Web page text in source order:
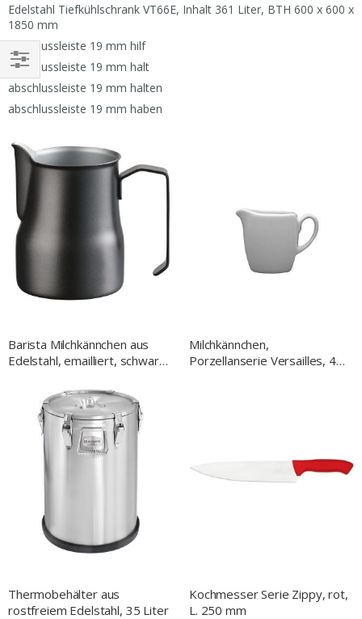
Edelstahl Tiefkühlschrank VT66E, Inhalt 361 Liter, BTH 600 x 600 x
1850 mm
abschlussleiste 19 mm hilf
abschlussleiste 19 mm halt
abschlussleiste 19 mm halten
abschlussleiste 19 mm haben
Barista Milchkännchen aus
Edelstahl, emailliert, schwarz,
Milchkännchen,
Porzellanserie Versailles, 45
Thermobehälter aus
rostfreiem Edelstahl, 35 Liter
Kochmesser Serie Zippy, rot,
L. 250 mm
EINKAUFEN
NACH